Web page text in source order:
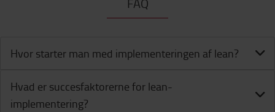
Hvor starter man med implementeringen af lean?
Hvad er succesfaktorerne for lean-
implementering?